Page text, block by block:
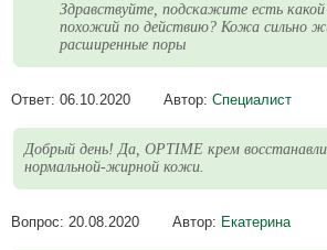
Здравствуйте, подскажите есть
похожий по действию? Кожа сильно
расширенные поры
Ответ: 06.10.2020 Автор: Специалист
Добрый день! Да, OPTIME крем
нормальной-жирной кожи.
Вопрос: 20.08.2020 Автор: Екатерина